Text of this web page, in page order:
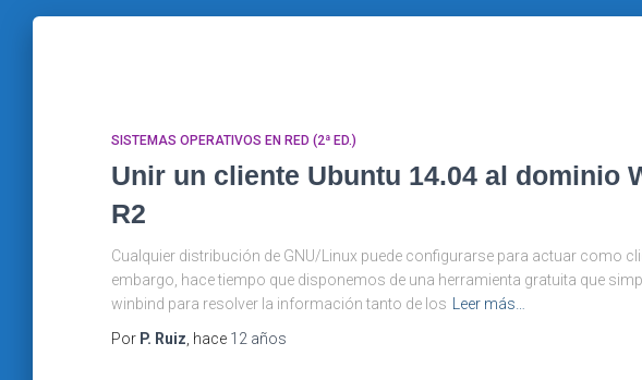
SISTEMAS OPERATIVOS EN RED (2ª ED.)
Unir un cliente Ubuntu 14.04 al dominio
R2
Cualquier distribución de GNU/Linux puede configurarse para actuar como
embargo, hace tiempo que disponemos de una herramienta gratuita que
winbind para resolver la información tanto de los
Leer más…
Por P. Ruiz , hace 12 años